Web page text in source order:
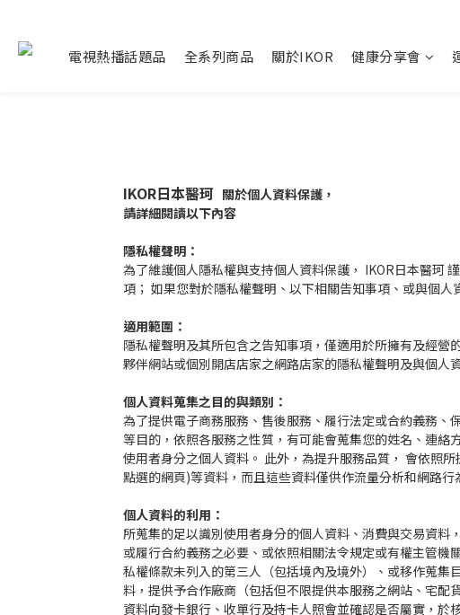
電視熱播話題品 全系列商品 關於IKOR 健康分享會
IKOR日本醫珂 關於個人資料保護，
請詳細閱讀以下內容
隱私權聲明：
為了維護個人隱私權與支持個人資料保護， IKOR日本醫珂
項； 如果您對於隱私權聲明、以下相關告知事項、或與個
適用範圍：
隱私權聲明及其所包含之告知事項，僅適用於所擁有及經
夥伴網站或個別開店店家之網路店家的隱私權聲明及與個人
個人資料蒐集之目的與類別：
為了提供電子商務服務、售後服務、履行法定或合約義務
等目的，依照各服務之性質，有可能會蒐集您的姓名、連
使用者身分之個人資料。 此外，為提升服務品質， 會依照
點選的網頁)等資料，而且這些資料僅供作流量分析和網路
個人資料的利用：
所蒐集的足以識別使用者身分的個人資料、消費與交易資
或履行合約義務之必要、或依照相關法令規定或有權主管
私權條款未列入的第三人（包括境內及境外）、或移作蒐
料，提供予合作廠商（包括但不限提供本服務之網站、宅
資料向發卡銀行、收單行及持卡人照會並確認是否屬實，